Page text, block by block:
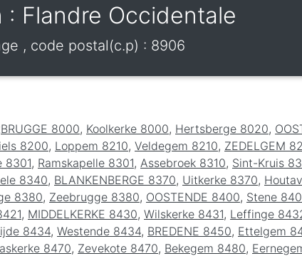
: Flandre Occidentale
, code postal(c.p) : 8906
BRUGGE 8000, Koolkerke 8000, Hertsberge 8020,
8200, Loppem 8210, Veldegem 8210, ZEDELGEM
8301, Ramskapelle 8301, Assebroek 8310, Sint-Kruis
8340, BLANKENBERGE 8370, Uitkerke 8370,
8380, Zeebrugge 8380, OOSTENDE 8400, Stene
, MIDDELKERKE 8430, Wilskerke 8431, Leffinge
8434, Westende 8434, BREDENE 8450, Ettelgem
8470, Zevekote 8470, Bekegem 8480,